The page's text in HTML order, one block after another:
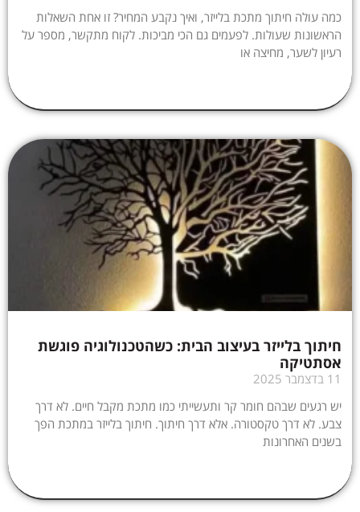
כמה עולה חיתוך מתכת בלייזר, ואיך נקבע המחיר? זו אחת השאלות
הראשונות שעולות. לפעמים גם הכי מביכות. לקוח מתקשר, מספר על
רעיון לשער, מחיצה או
חיתוך בלייזר בעיצוב הבית: כשהטכנולוגיה פוגשת
אסתטיקה
11 בדצמבר 2025
יש רגעים שבהם חומר קר ותעשייתי כמו מתכת מקבל חיים. לא דרך
צבע. לא דרך טקסטורה. אלא דרך חיתוך. חיתוך בלייזר במתכת הפך
בשנים האחרונות